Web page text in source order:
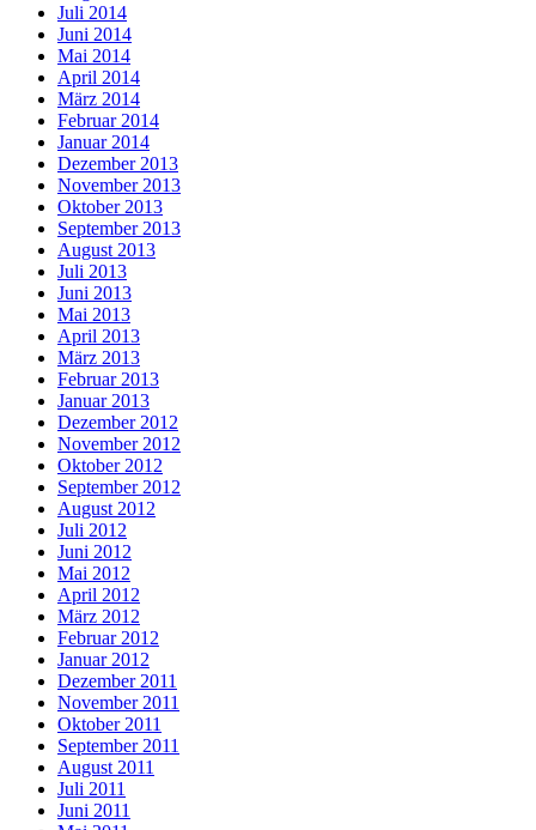
Juli 2014
Juni 2014
Mai 2014
April 2014
März 2014
Februar 2014
Januar 2014
Dezember 2013
November 2013
Oktober 2013
September 2013
August 2013
Juli 2013
Juni 2013
Mai 2013
April 2013
März 2013
Februar 2013
Januar 2013
Dezember 2012
November 2012
Oktober 2012
September 2012
August 2012
Juli 2012
Juni 2012
Mai 2012
April 2012
März 2012
Februar 2012
Januar 2012
Dezember 2011
November 2011
Oktober 2011
September 2011
August 2011
Juli 2011
Juni 2011